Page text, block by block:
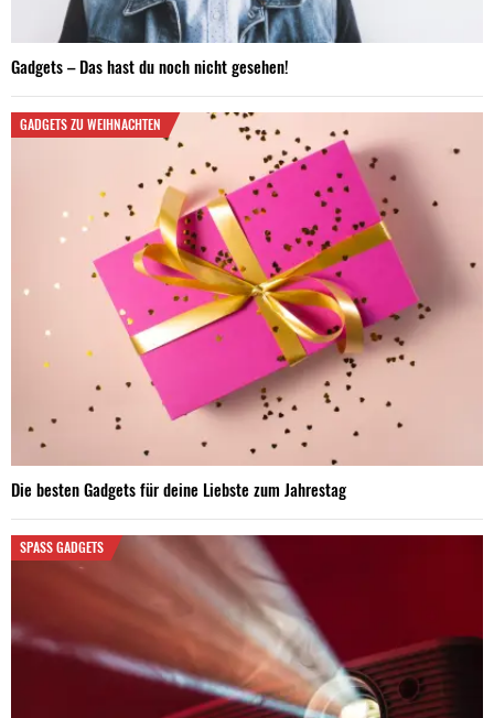
Gadgets – Das hast du noch nicht gesehen!
GADGETS ZU WEIHNACHTEN
Die besten Gadgets für deine Liebste zum Jahrestag
SPASS GADGETS